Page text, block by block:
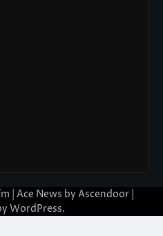
| Ace News by Ascendoor
WordPress.